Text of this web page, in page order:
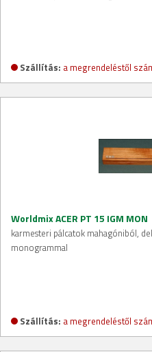
Szállítás: a megrendeléstől
Worldmix ACER PT 15 IGM MON
karmesteri pálcatok mahagóniból,
monogrammal
Szállítás: a megrendeléstől